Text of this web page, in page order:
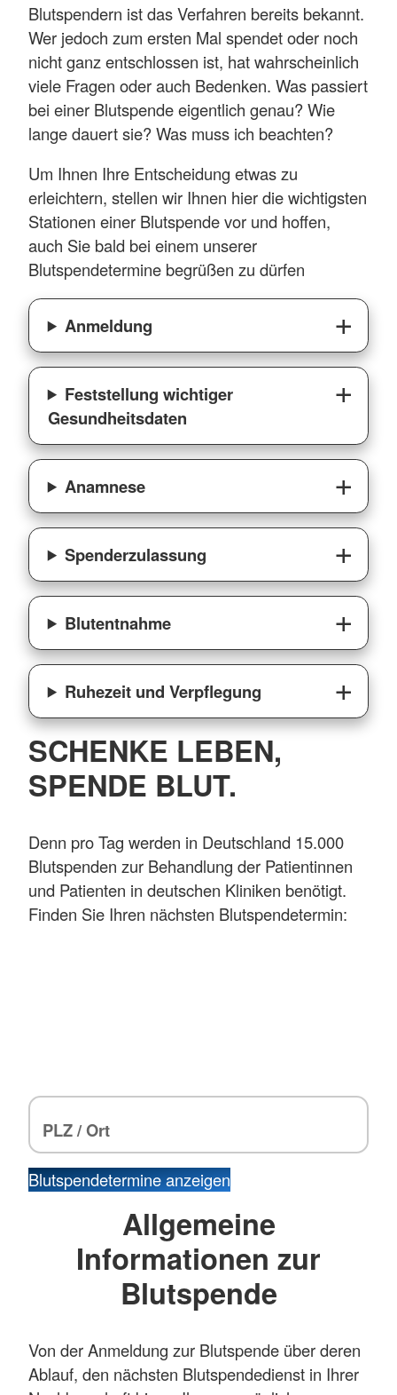
Blutspendern ist das Verfahren bereits bekannt.
Wer jedoch zum ersten Mal spendet oder noch
nicht ganz entschlossen ist, hat wahrscheinlich
viele Fragen oder auch Bedenken. Was passiert
bei einer Blutspende eigentlich genau? Wie
lange dauert sie? Was muss ich beachten?
Um Ihnen Ihre Entscheidung etwas zu
erleichtern, stellen wir Ihnen hier die wichtigsten
Stationen einer Blutspende vor und hoffen,
auch Sie bald bei einem unserer
Blutspendetermine begrüßen zu dürfen
Anmeldung
Feststellung wichtiger
Gesundheitsdaten
Anamnese
Spenderzulassung
Blutentnahme
Ruhezeit und Verpflegung
SCHENKE LEBEN,
SPENDE BLUT.
Denn pro Tag werden in Deutschland 15.000
Blutspenden zur Behandlung der Patientinnen
und Patienten in deutschen Kliniken benötigt.
Finden Sie Ihren nächsten Blutspendetermin:
Blutspendetermine anzeigen
Allgemeine
Informationen zur
Blutspende
Von der Anmeldung zur Blutspende über deren
Ablauf, den nächsten Blutspendedienst in Ihrer